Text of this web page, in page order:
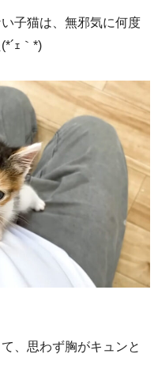
子猫は、無邪気に何度
ｪ｀*)
、思わず胸がキュンと